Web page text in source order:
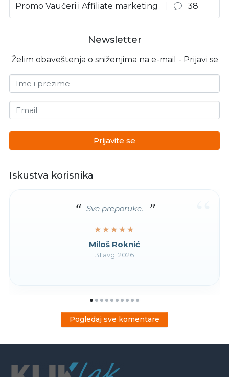
Promo Vaučeri i Affiliate marketing
38
Newsletter
Želim obaveštenja o sniženjima na e-mail - Prijavi se
Ime i prezime
Email
Prijavite se
Iskustva korisnika
Sve preporuke.
★★★★★
★★★★★
Miloš Roknić
31 avg. 2026
Pogledaj sve komentare